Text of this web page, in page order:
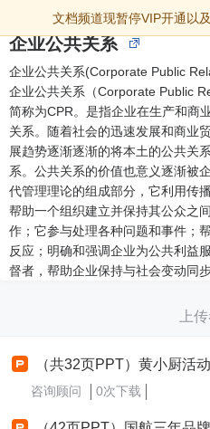
文档频道现暂停VIP开通以
企业公共关系
企业公共关系(Corporate Public
企业公共关系（Corporate Public
简称为CPR。是指企业在生产和商
关系。随着社会的迅速发展和商业
展趋势逐渐逐渐的将本土的公共关
系。公共关系的价值也意义逐渐被
代管理理论的组成部分，它利用传
帮助一个组织建立并保持其公众之
作；它参与处理各种问题和事件；
反应；明确和强调企业为公共利益
督者，帮助企业保持与社会变动同步
上
（共32页PPT）黄小厨活
咨询顾问 0次下载